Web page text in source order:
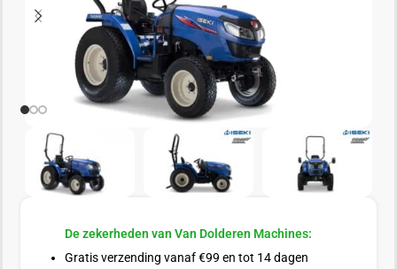
De zekerheden van Van Dolderen Machines:
Gratis verzending vanaf €99 en tot 14 dagen